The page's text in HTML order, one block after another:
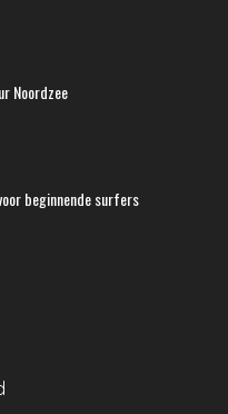
Noordzee
beginnende surfers